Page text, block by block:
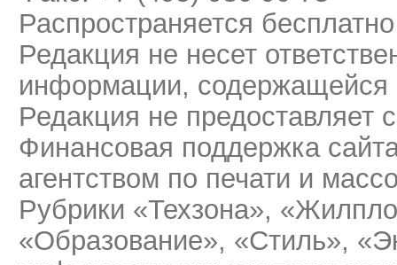
Распространяется бесплатно
Редакция не несет
информации, содержащейся
Редакция не предоставляет
Финансовая поддержка
агентством по печати и
Рубрики «Техзона»,
«Образование», «Стиль»,